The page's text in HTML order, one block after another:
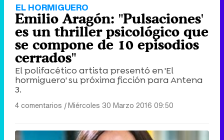
EL HORMIGUERO
Emilio Aragón: "Pulsaciones'
es un thriller psicológico que
se compone de 10 episodios
cerrados"
El polifacético artista presentó en 'El
hormiguero' su próxima ficción para Antena
3.
4 comentarios |Miércoles 30 Marzo 2016 09:50